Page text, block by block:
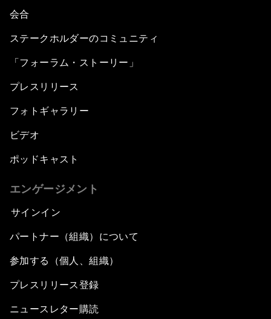
会合
ステークホルダーのコミュニティ
「フォーラム・ストーリー」
プレスリリース
フォトギャラリー
ビデオ
ポッドキャスト
エンゲージメント
サインイン
パートナー（組織）について
参加する（個人、組織）
プレスリリース登録
ニュースレター購読